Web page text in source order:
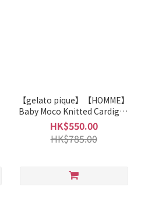
【gelato pique】【HOMME】
Baby Moco Knitted Cardigan
PMNT261924
HK$550.00
HK$785.00